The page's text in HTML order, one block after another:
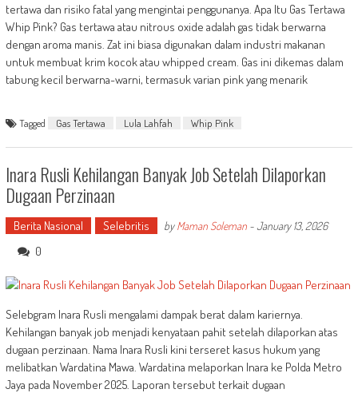
tertawa dan risiko fatal yang mengintai penggunanya. Apa Itu Gas Tertawa
Whip Pink? Gas tertawa atau nitrous oxide adalah gas tidak berwarna
dengan aroma manis. Zat ini biasa digunakan dalam industri makanan
untuk membuat krim kocok atau whipped cream. Gas ini dikemas dalam
tabung kecil berwarna-warni, termasuk varian pink yang menarik
Tagged Gas Tertawa Lula Lahfah Whip Pink
Inara Rusli Kehilangan Banyak Job Setelah Dilaporkan
Dugaan Perzinaan
Berita Nasional Selebritis byMaman Soleman-January 13, 2026
0
Selebgram Inara Rusli mengalami dampak berat dalam kariernya.
Kehilangan banyak job menjadi kenyataan pahit setelah dilaporkan atas
dugaan perzinaan. Nama Inara Rusli kini terseret kasus hukum yang
melibatkan Wardatina Mawa. Wardatina melaporkan Inara ke Polda Metro
Jaya pada November 2025. Laporan tersebut terkait dugaan